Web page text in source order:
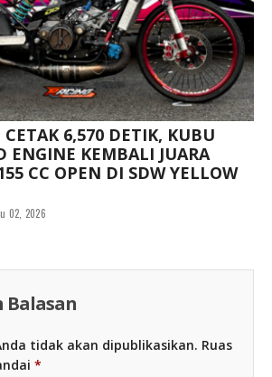
CETAK 6,570 DETIK, KUBU
ENGINE KEMBALI JUARA
CC OPEN DI SDW YELLOW
02, 2026
tidak akan dipublikasikan. Ruas
*